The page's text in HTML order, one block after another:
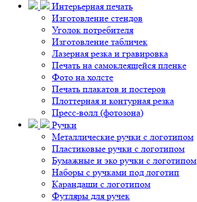
Интерьерная печать
Изготовление стендов
Уголок потребителя
Изготовление табличек
Лазерная резка и гравировка
Печать на самоклеящейся пленке
Фото на холсте
Печать плакатов и постеров
Плоттерная и контурная резка
Пресс-волл (фотозона)
Ручки
Металлические ручки с логотипом
Пластиковые ручки с логотипом
Бумажные и эко ручки с логотипом
Наборы с ручками под логотип
Карандаши с логотипом
Футляры для ручек